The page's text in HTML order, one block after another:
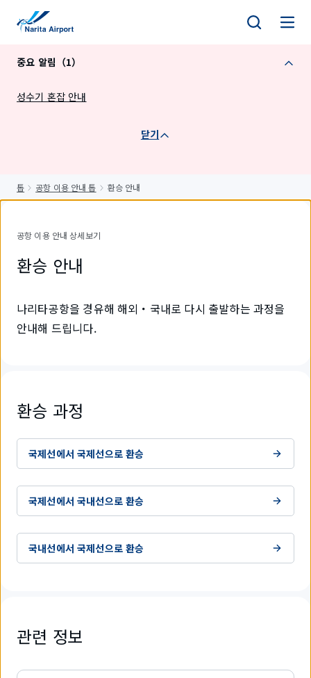
중요 알림（1）
성수기 혼잡 안내
닫기
톱 공항 이용 안내 톱 환승 안내
공항 이용 안내 상세보기
환승 안내
나리타공항을 경유해 해외・국내로 다시 출발하는 과정을
안내해 드립니다.
환승 과정
국제선에서 국제선으로 환승
국제선에서 국내선으로 환승
국내선에서 국제선으로 환승
관련 정보